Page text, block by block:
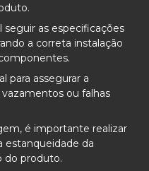
as especificações
a correta instalação
para assegurar a
ou falhas
é importante realizar
estanqueidade da
do produto.